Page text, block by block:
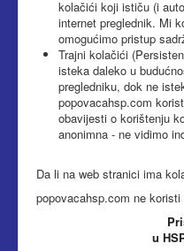
kolačići koji ističu (i
internet preglednik. Mi
omogućimo pristup
Trajni kolačići
isteka daleko u
pregledniku, dok ne
popovacahsp.com
obavijesti o korištenju
anonimna - ne vidimo
Da li na web stranici ima
popovacahsp.com ne
u